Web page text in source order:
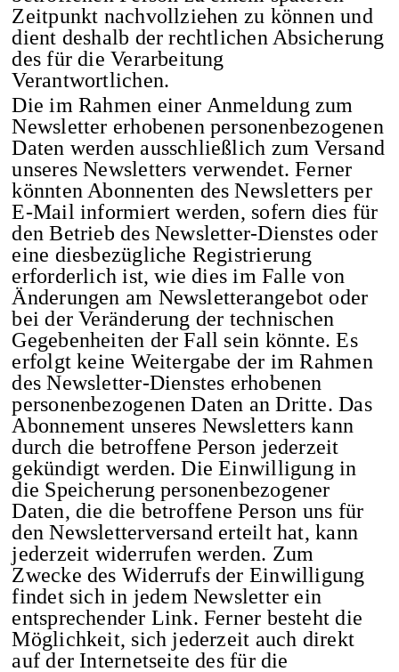
Zeitpunkt nachvollziehen zu können und
dient deshalb der rechtlichen Absicherung
des für die Verarbeitung
Verantwortlichen.
Die im Rahmen einer Anmeldung zum
Newsletter erhobenen personenbezogenen
Daten werden ausschließlich zum Versand
unseres Newsletters verwendet. Ferner
könnten Abonnenten des Newsletters per
E-Mail informiert werden, sofern dies für
den Betrieb des Newsletter-Dienstes oder
eine diesbezügliche Registrierung
erforderlich ist, wie dies im Falle von
Änderungen am Newsletterangebot oder
bei der Veränderung der technischen
Gegebenheiten der Fall sein könnte. Es
erfolgt keine Weitergabe der im Rahmen
des Newsletter-Dienstes erhobenen
personenbezogenen Daten an Dritte. Das
Abonnement unseres Newsletters kann
durch die betroffene Person jederzeit
gekündigt werden. Die Einwilligung in
die Speicherung personenbezogener
Daten, die die betroffene Person uns für
den Newsletterversand erteilt hat, kann
jederzeit widerrufen werden. Zum
Zwecke des Widerrufs der Einwilligung
findet sich in jedem Newsletter ein
entsprechender Link. Ferner besteht die
Möglichkeit, sich jederzeit auch direkt
auf der Internetseite des für die